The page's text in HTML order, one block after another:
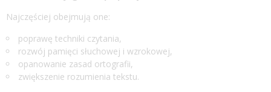
Najczęściej obejmują one:
poprawę techniki czytania,
rozwój pamięci słuchowej i wzrokowej,
opanowanie zasad ortografii,
zwiększenie rozumienia tekstu.